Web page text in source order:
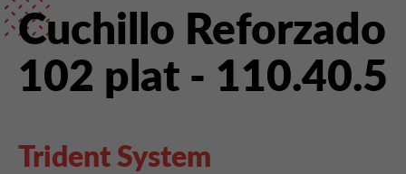
Cuchillo Reforzado
102 plat - 110.40.5
Trident System